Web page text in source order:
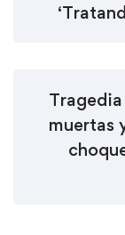
muertas